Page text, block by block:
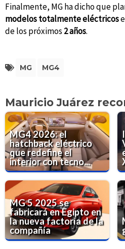
Finalmente, MG ha dicho que
modelos totalmente eléctricos
de los próximos 2 años.
MG MG4
Mauricio Juárez
MG4 2026: el
hatchback eléctrico
que redefine el
interior con tecno...
MG 5 2025 se
fabricará en Egipto en
la nueva factoría de la
compañía